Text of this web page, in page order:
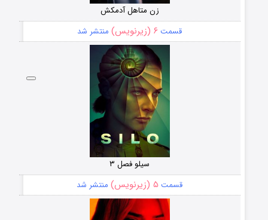
زن متاهل آدمکش
قسمت ۶ (زیرنویس) منتشر شد
سیلو فصل ۳
قسمت ۵ (زیرنویس) منتشر شد